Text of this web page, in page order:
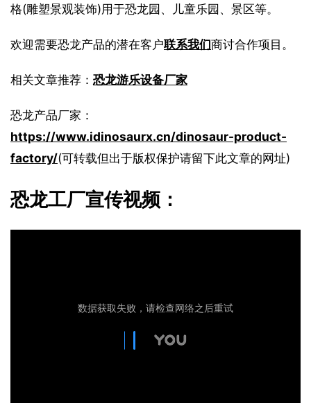
格(雕塑景观装饰)用于恐龙园、儿童乐园、景区等。
欢迎需要恐龙产品的潜在客户联系我们商讨合作项目。
相关文章推荐： 恐龙游乐设备厂家
恐龙产品厂家：
https://www.idinosaurx.cn/dinosaur-product-
factory/(可转载但出于版权保护请留下此文章的网址)
恐龙工厂宣传视频：